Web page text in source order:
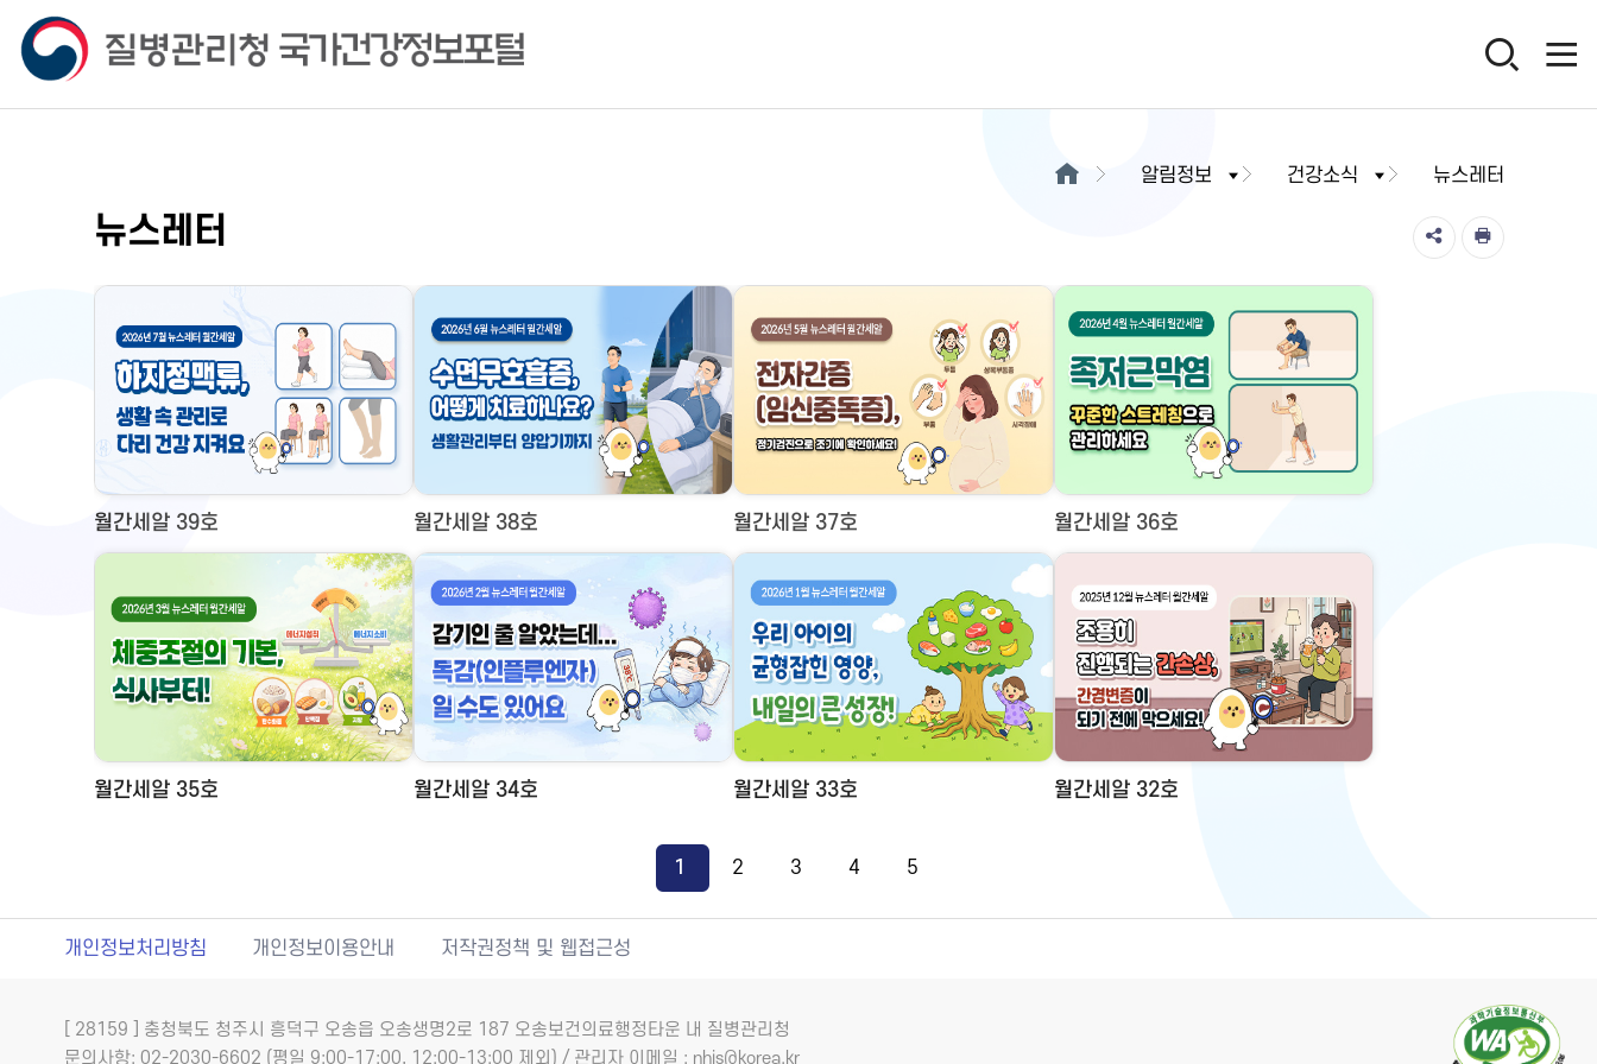
알림정보 건강소식 뉴스레터
뉴스레터
월간세알 39호 월간세알 38호 월간세알 37호 월간세알 36호
월간세알 35호 월간세알 34호 월간세알 33호 월간세알 32호
1 2 3 4 5
개인정보처리방침 개인정보이용안내 저작권정책 및 웹접근성
[ 28159 ] 충청북도 청주시 흥덕구 오송읍 오송생명2로 187 오송보건의료행정타운 내 질병관리청
문의사항: 02-2030-6602 (평일 9:00-17:00, 12:00-13:00 제외) / 관리자 이메일 : nhis@korea.kr